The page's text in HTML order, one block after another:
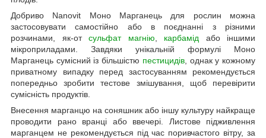
Добриво Nanovit Моно Марганець для рослин можна
застосовувати самостійно або в поєднанні з різними
розчинами, як-от сульфат магнію карбамід або іншими
мікроприладами. Завдяки унікальній формулі Моно
Марганець сумісний із більшістю пестицидів, однак у кожному
приватному випадку перед застосуванням рекомендується
попередньо зробити тестове змішування, щоб перевірити
сумісність продуктів.
Внесення марганцю на соняшник або іншу культуру найкраще
проводити рано вранці або ввечері. Листове підживлення
марганцем не рекомендується під час поривчастого вітру, за